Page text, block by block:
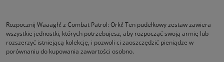
Rozpocznij Waaagh! z Combat Patrol: Orki! Ten pudełkowy zestaw zawiera
wszystkie jednostki, których potrzebujesz, aby rozpocząć swoją armię lub
rozszerzyć istniejącą kolekcję, i pozwoli ci zaoszczędzić pieniądze w
porównaniu do kupowania zawartości osobno.